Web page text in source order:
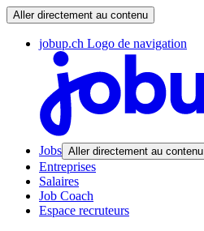
Aller directement au contenu
jobup.ch Logo de navigation
Jobs Aller directement au contenu
Entreprises
Salaires
Job Coach
Espace recruteurs